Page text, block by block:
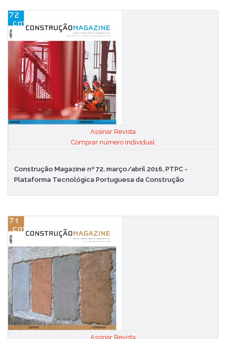
Assinar Revista
Comprar número individual
Construção Magazine nº 72, março/abril 2016, PTPC -
Plataforma Tecnológica Portuguesa da Construção
Assinar Revista